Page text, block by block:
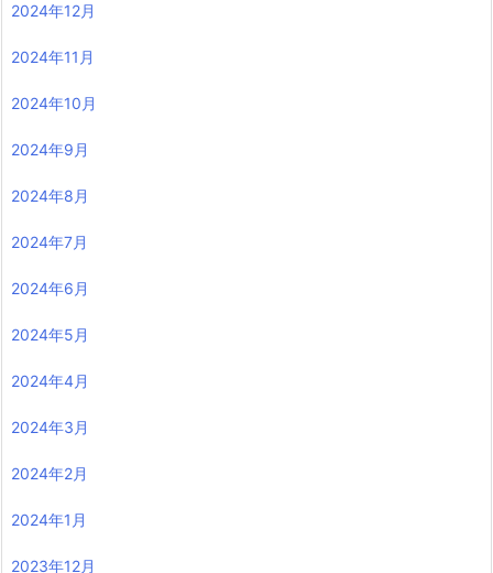
2024年12月
2024年11月
2024年10月
2024年9月
2024年8月
2024年7月
2024年6月
2024年5月
2024年4月
2024年3月
2024年2月
2024年1月
2023年12月